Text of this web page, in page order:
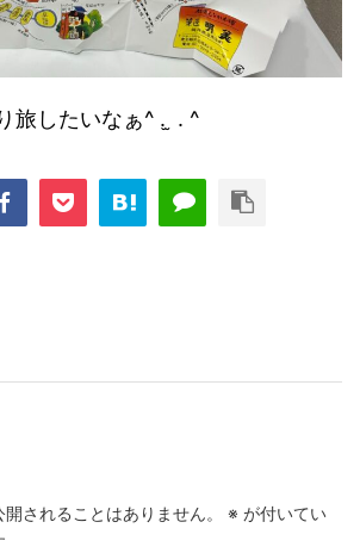
旅したいなぁ‪^ . ̫ . ^‬
されることはありません。 ※ が付いてい